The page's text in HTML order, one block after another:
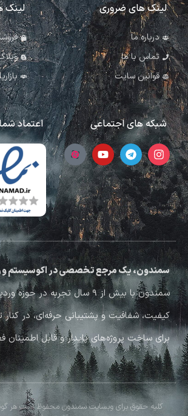
لینک های ضروری
درباره ما
تماس با ما
قوانین سایت
لینک
شبکه های اجتماعی اعتماد
سمندون، یک مرجع تخصصی در اکوسیستم
سمندون با بیش از ۹ سال تجربه در
کیفیت، شفافیت و پشتیبانی حرفه‌ای، در
برای ساخت پروژه‌های پایدار و قابل اطمینان
کلیه حقوق برای وبسایت سمندون محفوظ است هر